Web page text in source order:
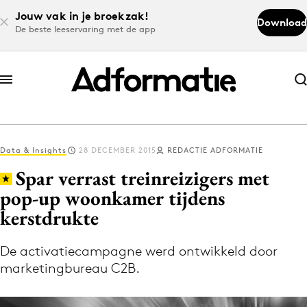
Jouw vak in je broekzak!
De beste leeservaring met de app
Download
Abonneer nu
Abonneer nu
Log in
Download de app
Volg het laatste nieuws via de Adformatie
Nieuws app
Data & Insights 28 DECEMBER 2015 REDACTIE ADFORMATIE
Spar verrast treinreizigers met
pop-up woonkamer tijdens
kerstdrukte
De activatiecampagne werd ontwikkeld door
marketingbureau C2B.